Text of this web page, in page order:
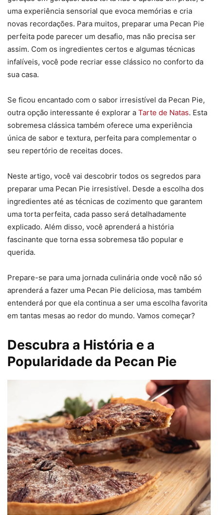
uma experiência sensorial que evoca memórias e cria
novas recordações. Para muitos, preparar uma Pecan Pie
perfeita pode parecer um desafio, mas não precisa ser
assim. Com os ingredientes certos e algumas técnicas
infalíveis, você pode recriar esse clássico no conforto da
sua casa.
Se ficou encantado com o sabor irresistível da Pecan Pie,
outra opção interessante é explorar a Tarte de Natas. Esta
sobremesa clássica também oferece uma experiência
única de sabor e textura, perfeita para complementar o
seu repertório de receitas doces.
Neste artigo, você vai descobrir todos os segredos para
preparar uma Pecan Pie irresistível. Desde a escolha dos
ingredientes até as técnicas de cozimento que garantem
uma torta perfeita, cada passo será detalhadamente
explicado. Além disso, você aprenderá a história
fascinante que torna essa sobremesa tão popular e
querida.
Prepare-se para uma jornada culinária onde você não só
aprenderá a fazer uma Pecan Pie deliciosa, mas também
entenderá por que ela continua a ser uma escolha favorita
em tantas mesas ao redor do mundo. Vamos começar?
Descubra a História e a
Popularidade da Pecan Pie